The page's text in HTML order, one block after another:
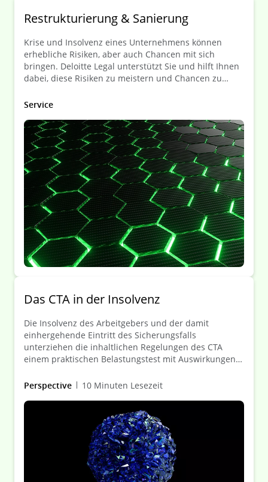
Restrukturierung & Sanierung
Krise und Insolvenz eines Unternehmens können
erhebliche Risiken, aber auch Chancen mit sich
bringen. Deloitte Legal unterstützt Sie und hilft Ihnen
dabei, diese Risiken zu meistern und Chancen zu
Service
Das CTA in der Insolvenz
Die Insolvenz des Arbeitgebers und der damit
einhergehende Eintritt des Sicherungsfalls
unterziehen die inhaltlichen Regelungen des CTA
einem praktischen Belastungstest mit Auswirkungen
vor allem Arbeitgeber/Insolvenzverwalter, begünstigte
Absicherung von Pflichten aus Zusagen der
betrieblichen Altersversorgung (bAV-Zusagen)). Dieser
Client Alert erörtert die aktuellen rechtlichen
Rahmenbedingungen und Gestaltungsoptionen aus
der Sicht des Treuhänders – mit Berücksichtigung des
„Sicherungsfall“-Fahrplans.
Perspective 10 Minuten Lesezeit